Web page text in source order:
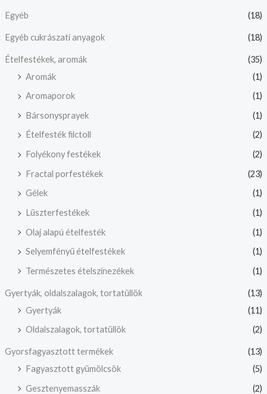
Egyéb (18)
Egyéb cukrászati anyagok (18)
Ételfestékek, aromák
(35)
Aromák
(1)
Aromaporok
(1)
Bársonysprayek
(1)
Ételfesték filctoll
(2)
Folyékony festékek
(2)
Fractal porfestékek
(23)
Gélek
(1)
Lüszterfestékek
(1)
Olaj alapú ételfesték
(1)
Selyemfényű ételfestékek
(1)
Természetes ételszínezékek
(1)
Gyertyák, oldalszalagok, tortatüllök
(13)
Gyertyák
(11)
Oldalszalagok, tortatüllök
(2)
Gyorsfagyasztott termékek
(13)
Fagyasztott gyümölcsök
(5)
Gesztenyemasszák
(2)